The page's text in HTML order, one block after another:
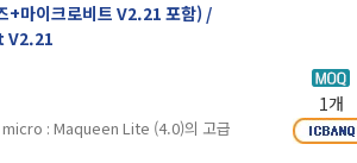
+마이크로비트 V2.21 포함) /
V2.21
: Maqueen Lite (4.0)의 고급
1개